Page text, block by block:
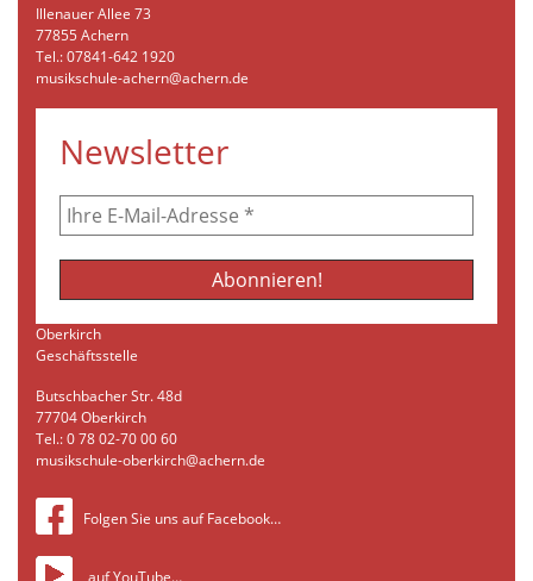
Illenauer Allee 73
77855 Achern
Tel.: 07841-642 1920
musikschule-achern@achern.de
Newsletter
Oberkirch
Geschäftsstelle
Butschbacher Str. 48d
77704 Oberkirch
Tel.: 0 78 02-70 00 60
musikschule-oberkirch@achern.de
Folgen Sie uns auf Facebook…
auf YouTube…